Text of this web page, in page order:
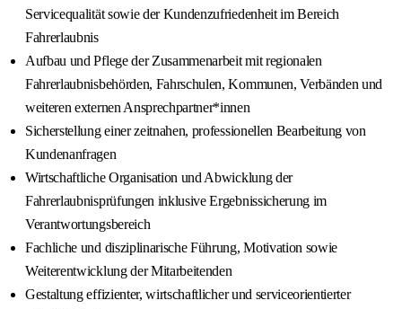
Servicequalität sowie der Kundenzufriedenheit im Bereich
Fahrerlaubnis
Aufbau und Pflege der Zusammenarbeit mit regionalen
Fahrerlaubnisbehörden, Fahrschulen, Kommunen, Verbänden und
weiteren externen Ansprechpartner*innen
Sicherstellung einer zeitnahen, professionellen Bearbeitung von
Kundenanfragen
Wirtschaftliche Organisation und Abwicklung der
Fahrerlaubnisprüfungen inklusive Ergebnissicherung im
Verantwortungsbereich
Fachliche und disziplinarische Führung, Motivation sowie
Weiterentwicklung der Mitarbeitenden
Gestaltung effizienter, wirtschaftlicher und serviceorientierter